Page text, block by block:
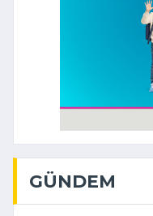
GÜNDEM